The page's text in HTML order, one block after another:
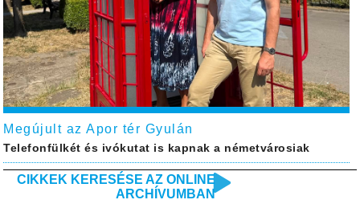
Megújult az Apor tér Gyulán
Telefonfülkét és ivókutat is kapnak a németvárosiak
CIKKEK KERESÉSE AZ ONLINE
ARCHÍVUMBAN